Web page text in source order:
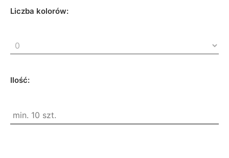
Liczba kolorów:
Ilość: